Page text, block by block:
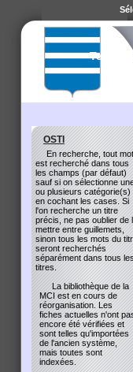
Temple
OSTI
En recherche, tout mot
est recherché dans tous
les champs (par défaut)
sauf si on sélectionne
ou plusieurs catégorie(s)
en cochant les cases. Si
l'on recherche un titre
précis, ne pas oublier de
mettre entre guillemets,
sinon tous les mots du
seront recherchés
séparément dans tous
titres.
La bibliothèque de la
MCI est en cours de
réorganisation. Les
fiches actuelles n'ont
encore été vérifiées et
sont telles qu'importées
de l'ancien système,
mais toutes sont
indexées.